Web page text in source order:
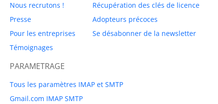
Nous recrutons !
Presse
Pour les entreprises
Témoignages
Récupération des clés de licence
Adopteurs précoces
Se désabonner de la newsletter
PARAMETRAGE
Tous les paramètres IMAP et SMTP
Gmail.com IMAP SMTP